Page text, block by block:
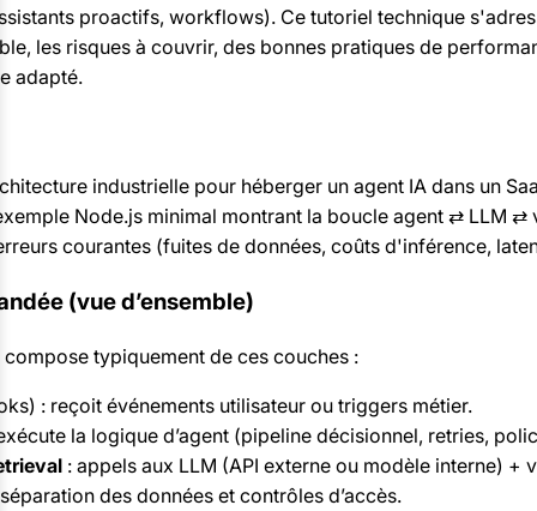
proactifs, workflows). Ce tutoriel technique
les risques à couvrir, des bonnes pratiques de
adapté.
industrielle pour héberger un agent IA dans un
Node.js minimal montrant la boucle agent ⇄ LLM ⇄
courantes (fuites de données, coûts d'inférence,
(vue d’ensemble)
compose typiquement de ces couches :
: reçoit événements utilisateur ou triggers métier.
la logique d’agent (pipeline décisionnel, retries,
: appels aux LLM (API externe ou modèle interne) +
des données et contrôles d’accès.